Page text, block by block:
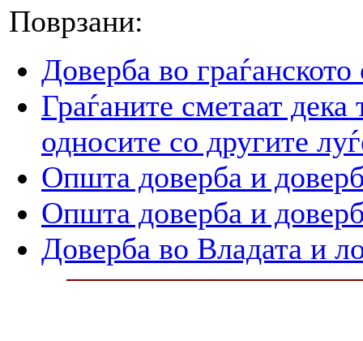
Поврзани:
Доверба во
Граѓаните сметаат
односите со другите
Општа доверба и
Општа доверба и
Доверба во Владата и